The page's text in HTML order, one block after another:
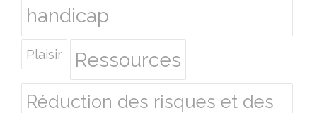
handicap
Plaisir Ressources
Réduction des risques et des